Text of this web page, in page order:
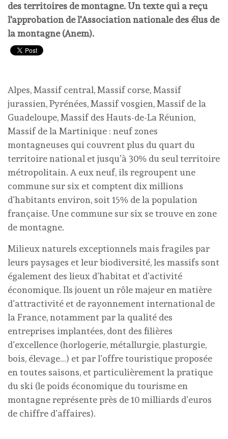
des territoires de montagne. Un texte qui a reçu
l'approbation de l'Association nationale des élus de
la montagne (Anem).
Alpes, Massif central, Massif corse, Massif
jurassien, Pyrénées, Massif vosgien, Massif de la
Guadeloupe, Massif des Hauts-de-La Réunion,
Massif de la Martinique : neuf zones
montagneuses qui couvrent plus du quart du
territoire national et jusqu’à 30% du seul territoire
métropolitain. A eux neuf, ils regroupent une
commune sur six et comptent dix millions
d’habitants environ, soit 15% de la population
française. Une commune sur six se trouve en zone
de montagne.
Milieux naturels exceptionnels mais fragiles par
leurs paysages et leur biodiversité, les massifs sont
également des lieux d’habitat et d’activité
économique. Ils jouent un rôle majeur en matière
d’attractivité et de rayonnement international de
la France, notamment par la qualité des
entreprises implantées, dont des filières
d’excellence (horlogerie, métallurgie, plasturgie,
bois, élevage…) et par l’offre touristique proposée
en toutes saisons, et particulièrement la pratique
du ski (le poids économique du tourisme en
montagne représente près de 10 milliards d’euros
de chiffre d’affaires).